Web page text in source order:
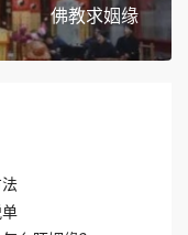
佛教求姻缘